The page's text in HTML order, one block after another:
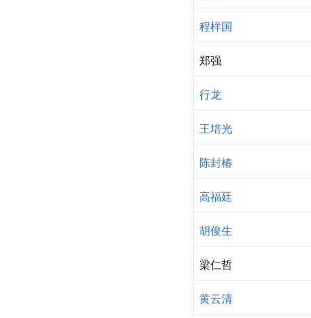
程样国
郑强
行龙
王培光
陈封椿
高福廷
胡俊生
梁仁哲
黄云清